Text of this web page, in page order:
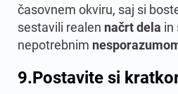
časovnem okviru, saj si
sestavili realen načrt dela in
nepotrebnim
9.Postavite si